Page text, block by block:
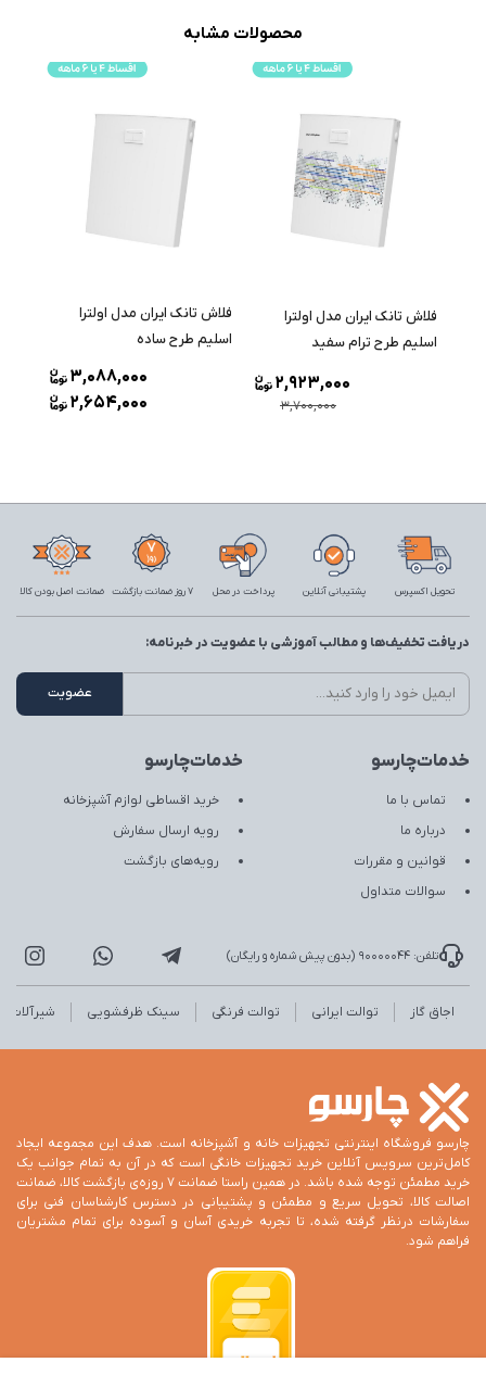
محصولات مشابه
فلاش تانک ایران مدل اولترا
اسلیم طرح ترام سفید
3,700,000
2,923,000
فلاش تانک ایران مدل اولترا
اسلیم طرح ساده
2,654,000
3,088,000
تحویل اکسپرس پشتیبانی آنلاین پرداخت در محل 7 روز ضمانت بازگشت ضمانت اصل بودن کالا
خدمات‌چارسو
تماس با ما
درباره ما
قوانین و مقررات
سوالات متداول
خدمات‌چارسو
خرید اقساطی لوازم آشپزخانه
رویه ارسال سفارش
رویه‌های بازگشت
دریافت تخفیف‌ها و مطالب آموزشی با عضویت در خبرنامه:
تلفن: 90000044 (بدون پیش شماره و رایگان)
اجاق گاز توالت ایرانی توالت فرنگی سینک ظرفشویی شیرآلات
چارسو فروشگاه اینترنتی تجهیزات خانه و آشپزخانه است. هدف این مجموعه ایجاد
کامل‌ترین سرویس آنلاین خرید تجهیزات خانگی است که در آن به تمام جوانب یک
خرید مطمئن توجه شده باشد. در همین راستا ضمانت 7 روزه‌ی بازگشت کالا، ضمانت
اصالت کالا، تحویل سریع و مطمئن و پشتیبانی در دسترس کارشناسان فنی برای
سفارشات درنظر گرفته شده، تا تجربه خریدی آسان و آسوده برای تمام مشتریان
فراهم شود.